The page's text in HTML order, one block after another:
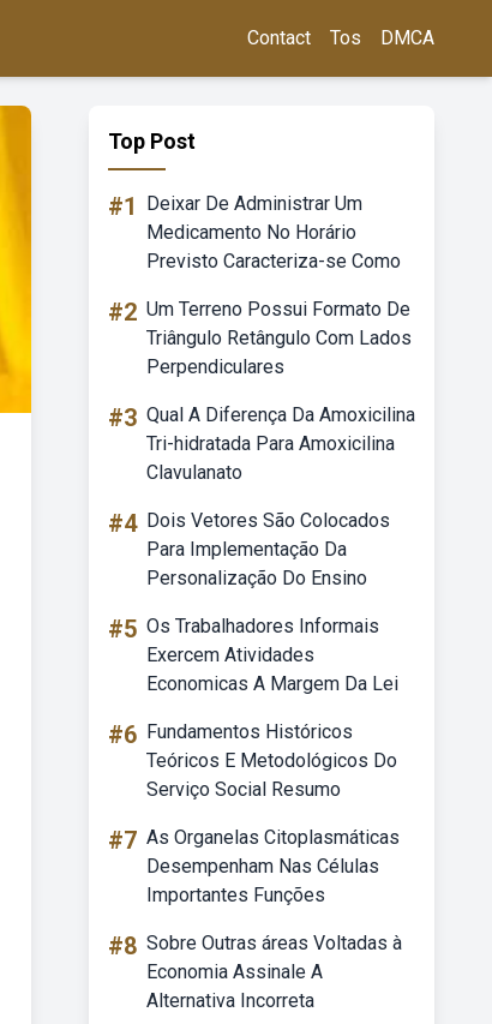
Contact Tos DMCA
Top Post
#1
Deixar De Administrar Um
Medicamento No Horário
Previsto Caracteriza-se Como
#2 Um Terreno Possui Formato De
Triângulo Retângulo Com Lados
Perpendiculares
#3 Qual A Diferença Da Amoxicilina
Tri-hidratada Para Amoxicilina
Clavulanato
#4 Dois Vetores São Colocados
Para Implementação Da
Personalização Do Ensino
#5 Os Trabalhadores Informais
Exercem Atividades
Economicas A Margem Da Lei
#6 Fundamentos Históricos
Teóricos E Metodológicos Do
Serviço Social Resumo
#7 As Organelas Citoplasmáticas
Desempenham Nas Células
Importantes Funções
#8 Sobre Outras áreas Voltadas à
Economia Assinale A
Alternativa Incorreta